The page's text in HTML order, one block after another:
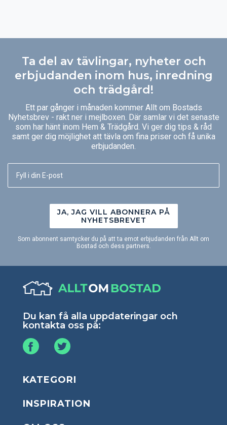
Ta del av tävlingar, nyheter och
erbjudanden inom hus, inredning
och trädgård!
Ett par gånger i månaden kommer Allt om Bostads
Nyhetsbrev - rakt ner i mejlboxen. Där samlar vi det senaste
som har hänt inom Hem & Trädgård. Vi ger dig tips & råd
samt ger dig möjlighet att tävla om fina priser och få unika
erbjudanden.
JA, JAG VILL ABONNERA PÅ
NYHETSBREVET
Som abonnent samtycker du på att ta emot erbjudanden från Allt om
Bostad och dess partners.
Du kan få alla uppdateringar och
kontakta oss på:
KATEGORI
INSPIRATION